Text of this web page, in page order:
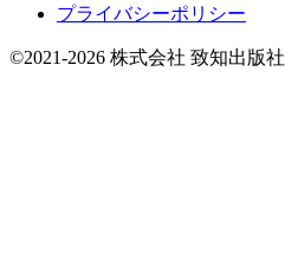
プライバシーポリシー
©2021-2026 株式会社 致知出版社